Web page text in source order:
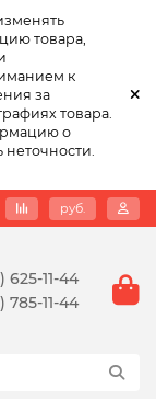
товара,
к
за
товара.
о
неточности.
руб.
625-11-44
785-11-44